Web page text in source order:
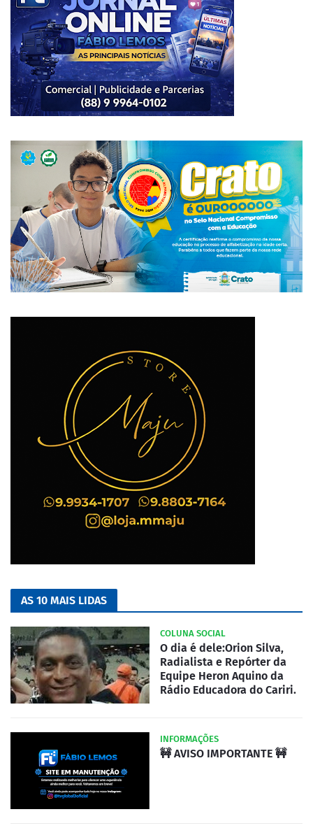
AS 10 MAIS LIDAS
COLUNA SOCIAL
O dia é dele:Orion Silva,
Radialista e Repórter da
Equipe Heron Aquino da
Rádio Educadora do Cariri.
INFORMAÇÕES
🚧 AVISO IMPORTANTE 🚧